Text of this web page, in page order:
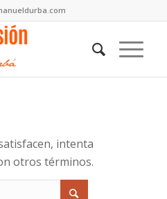
intenta
otros términos.